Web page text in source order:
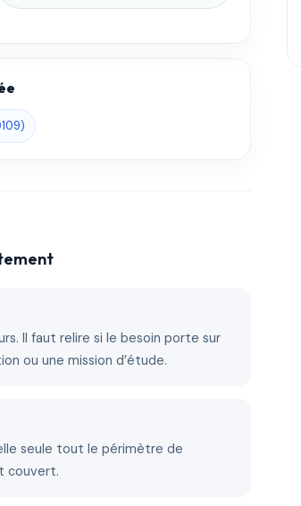
Il faut relire si le besoin porte sur
ou une mission d’étude.
seule tout le périmètre de
couvert.